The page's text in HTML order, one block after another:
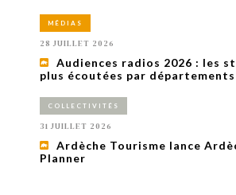
MÉDIAS
28 JUILLET 2026
Audiences radios 2026 : les
plus écoutées par départements
COLLECTIVITÉS
31 JUILLET 2026
Ardèche Tourisme lance
Planner